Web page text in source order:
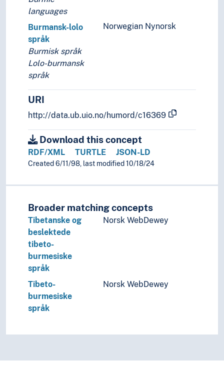
languages
Norwegian Nynorsk
Burmansk-lolo
språk
Burmisk språk
Lolo-burmansk
språk
URI
http://data.ub.uio.no/humord/c16369
Download this concept
RDF/XML TURTLE JSON-LD
Created 6/11/98, last modified 10/18/24
Broader matching concepts
Tibetanske og
beslektede
tibeto-
burmesiske
språk
Norsk WebDewey
Tibeto-
burmesiske
språk
Norsk WebDewey